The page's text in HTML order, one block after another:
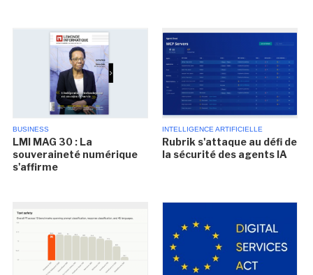
BUSINESS
LMI MAG 30 : La
souveraineté numérique
s'affirme
INTELLIGENCE ARTIFICIELLE
Rubrik s'attaque au défi de
la sécurité des agents IA